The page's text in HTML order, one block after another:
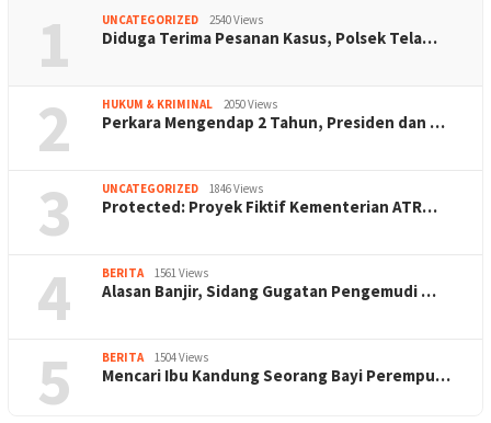
1 UNCATEGORIZED 2540 Views
Diduga Terima Pesanan Kasus, Polsek Tela…
2 HUKUM & KRIMINAL 2050 Views
Perkara Mengendap 2 Tahun, Presiden dan …
3 UNCATEGORIZED 1846 Views
Protected: Proyek Fiktif Kementerian ATR…
4 BERITA 1561 Views
Alasan Banjir, Sidang Gugatan Pengemudi …
5 BERITA 1504 Views
Mencari Ibu Kandung Seorang Bayi Perempu…